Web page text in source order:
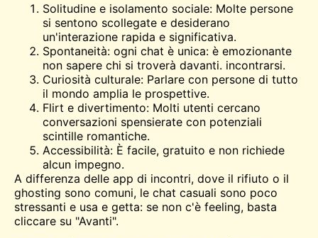
Solitudine e isolamento sociale: Molte persone
si sentono scollegate e desiderano
un'interazione rapida e significativa.
Spontaneità: ogni chat è unica: è emozionante
non sapere chi si troverà davanti. incontrarsi.
Curiosità culturale: Parlare con persone di tutto
il mondo amplia le prospettive.
Flirt e divertimento: Molti utenti cercano
conversazioni spensierate con potenziali
scintille romantiche.
Accessibilità: È facile, gratuito e non richiede
alcun impegno.
A differenza delle app di incontri, dove il rifiuto o il
ghosting sono comuni, le chat casuali sono poco
stressanti e usa e getta: se non c'è feeling, basta
cliccare su "Avanti".